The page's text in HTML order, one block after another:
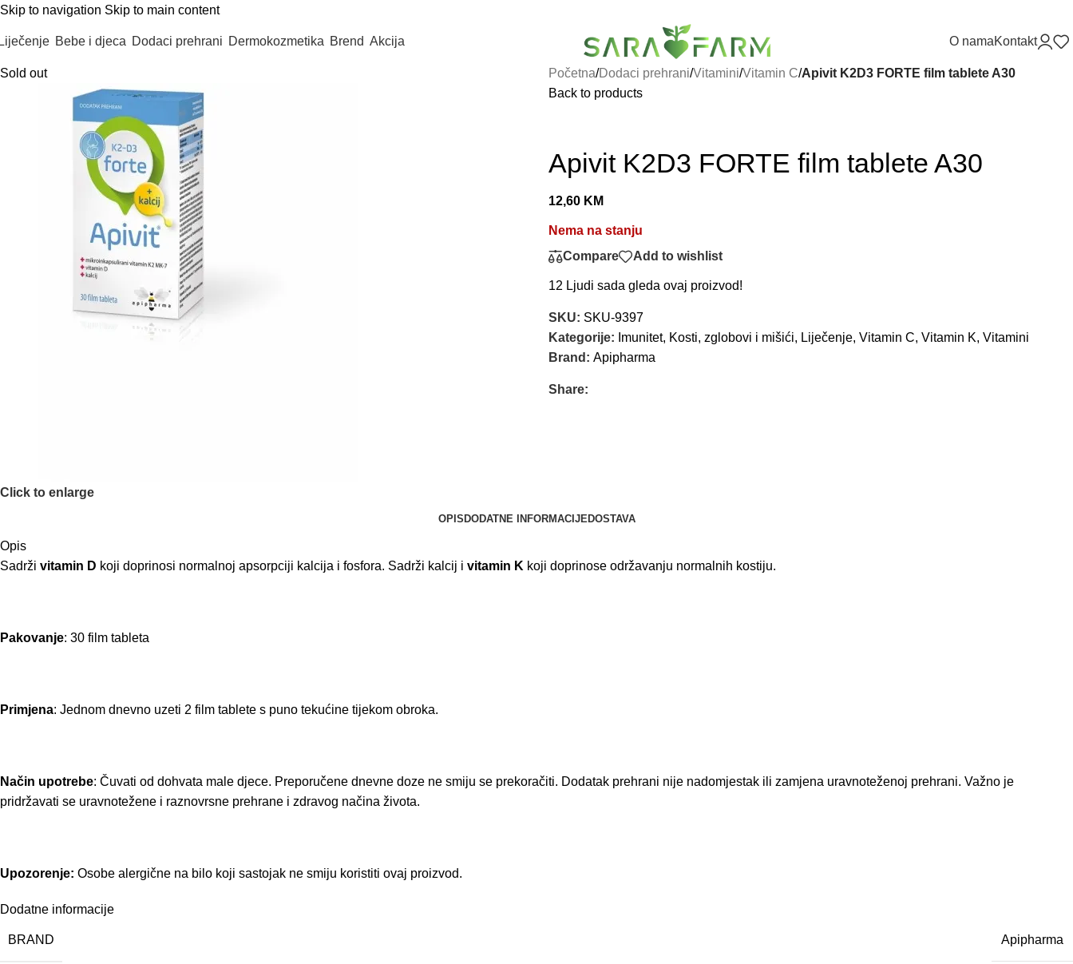
Skip to navigation Skip to main content
Bebe i djeca Dodaci prehrani Dermokozmetika Brend Akcija O namaKontakt
Sold out
Click to enlarge
Početna/Dodaci prehrani/Vitamini/Vitamin C/Apivit K2D3 FORTE film tablete A30
Back to products
Apivit K2D3 FORTE film tablete A30
12,60 KM
Nema na stanju
Compare
Add to wishlist
12 Ljudi sada gleda ovaj proizvod!
SKU: SKU-9397
Kategorije: Imunitet, Kosti, zglobovi i mišići, Liječenje, Vitamin C, Vitamin K, Vitamini
Brand: Apipharma
Share:
OPISDODATNE INFORMACIJEDOSTAVA
Opis
Sadrži vitamin D koji doprinosi normalnoj apsorpciji kalcija i fosfora. Sadrži kalcij i vitamin K koji doprinose održavanju normalnih kostiju.
Pakovanje: 30 film tableta
Primjena: Jednom dnevno uzeti 2 film tablete s puno tekućine tijekom obroka.
Način upotrebe: Čuvati od dohvata male djece. Preporučene dnevne doze ne smiju se prekoračiti. Dodatak prehrani nije nadomjestak ili zamjena uravnoteženoj prehrani. Važno je
pridržavati se uravnotežene i raznovrsne prehrane i zdravog načina života.
Upozorenje: Osobe alergične na bilo koji sastojak ne smiju koristiti ovaj proizvod.
Dodatne informacije
BRAND Apipharma